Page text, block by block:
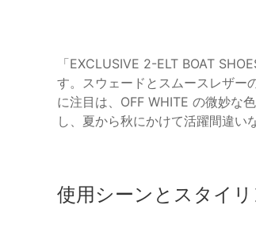
「EXCLUSIVE 2-ELT BOAT
す。スウェードとスムースレザー
に注目は、OFF WHITE の微妙な
し、夏から秋にかけて活躍間違い
使用シーンとスタイ